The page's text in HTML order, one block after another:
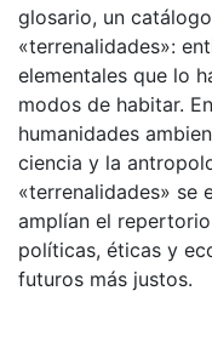
glosario, un
«terrenalidades»:
elementales que lo
modos de habitar.
humanidades
ciencia y la
«terrenalidades» se
amplían el
políticas, éticas y
futuros más justos.